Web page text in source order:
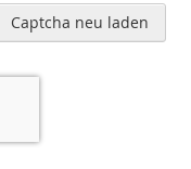
Captcha neu laden